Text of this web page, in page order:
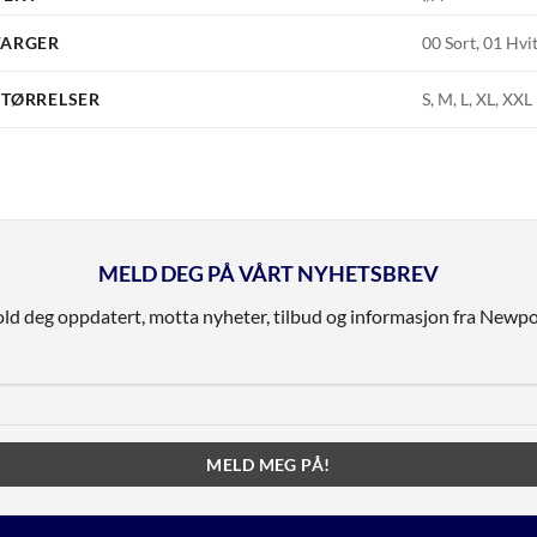
00 Sort, 01 Hvit
S, M, L, XL, XXL
MELD DEG PÅ VÅRT NYHETSBREV
deg oppdatert, motta nyheter, tilbud og informasjon fra